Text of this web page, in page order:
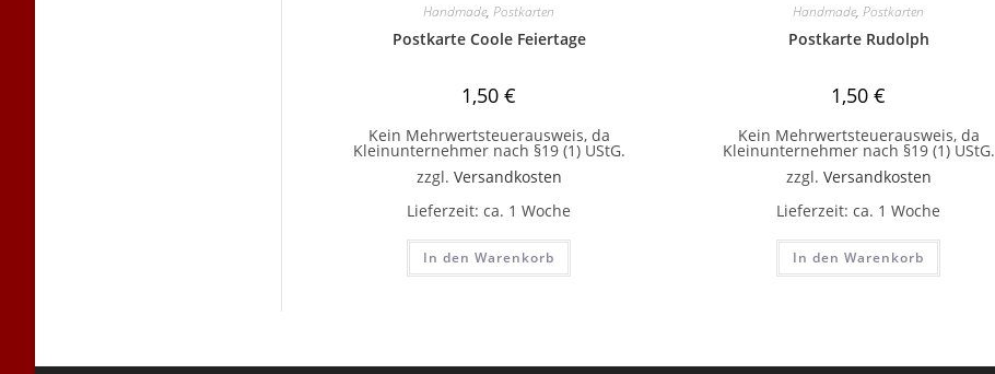
Handmade,Postkarten
Postkarte Coole Feiertage
1,50€
Kein Mehrwertsteuerausweis, da
Kleinunternehmer nach §19 (1) UStG.
zzgl. Versandkosten
Lieferzeit:ca. 1 Woche
In den Warenkorb
Handmade,Postkarten
Postkarte Rudolph
1,50€
Kein Mehrwertsteuerausweis, da
Kleinunternehmer nach §19 (1) UStG.
zzgl. Versandkosten
Lieferzeit:ca. 1 Woche
In den Warenkorb